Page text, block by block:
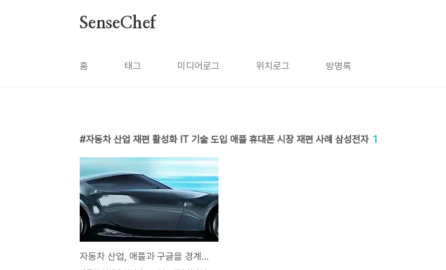
SenseChef
홈 태그 미디어로그 위치로그 방명록
자동차 산업 재편 활성화 IT 기술 도입 애플 휴대폰 시장 재편 사례 삼성전자 1
자동차 산업, 애플과 구글을 경계해야 할까?